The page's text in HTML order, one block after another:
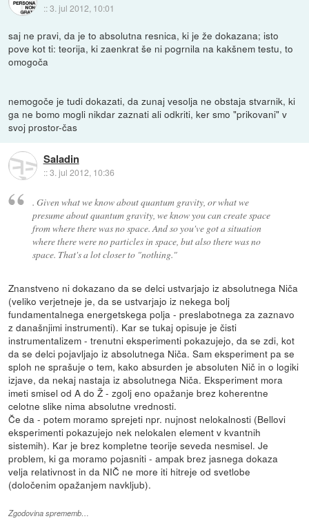
::3. jul 2012, 10:01
saj ne pravi, da je to absolutna resnica, ki je že dokazana; isto
pove kot ti: teorija, ki zaenkrat še ni pogrnila na kakšnem testu, to
omogoča
nemogoče je tudi dokazati, da zunaj vesolja ne obstaja stvarnik, ki
ga ne bomo mogli nikdar zaznati ali odkriti, ker smo "prikovani" v
svoj prostor-čas
Saladin
::3. jul 2012, 10:36
. Given what we know about quantum gravity, or what we
presume about quantum gravity, we know you can create space
from where there was no space. And so you've got a situation
where there were no particles in space, but also there was no
space. That's a lot closer to "nothing."
Znanstveno ni dokazano da se delci ustvarjajo iz absolutnega Niča
(veliko verjetneje je, da se ustvarjajo iz nekega bolj
fundamentalnega energetskega polja - preslabotnega za zaznavo
z današnjimi instrumenti). Kar se tukaj opisuje je čisti
instrumentalizem - trenutni eksperimenti pokazujejo, da se zdi, kot
da se delci pojavljajo iz absolutnega Niča. Sam eksperiment pa se
sploh ne sprašuje o tem, kako absurden je absoluten Nič in o logiki
izjave, da nekaj nastaja iz absolutnega Niča. Eksperiment mora
imeti smisel od A do Ž - zgolj eno opažanje brez koherentne
celotne slike nima absolutne vrednosti.
Če da - potem moramo sprejeti npr. nujnost nelokalnosti (Bellovi
eksperimenti pokazujejo nek nelokalen element v kvantnih
sistemih). Kar je brez kompletne teorije seveda nesmisel. Je
problem, ki ga moramo pojasniti - ampak brez jasnega dokaza
velja relativnost in da NIČ ne more iti hitreje od svetlobe
(določenim opažanjem navkljub).
Zgodovina sprememb…